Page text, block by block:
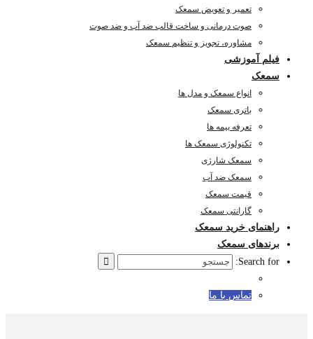
تعمیر و تعویض سمعک
صوت درمانی و ساخت قالب ضد آب و ضد صوت
مشاوره، تجویز و تنظیم سمعک
فیلم آموزشی
سمعک
انواع سمعک و مدل ها
باتری سمعک
تعرفه بیمه ها
تکنولوژی سمعک ها
سمعک شارژی
سمعک ضد آب
قیمت سمعک
گارانتی سمعک
راهنمای خرید سمعک
برندهای سمعک
Search for:
تماس با ما